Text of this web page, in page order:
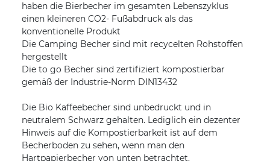
haben die Bierbecher im gesamten Lebenszyklus
einen kleineren CO2- Fußabdruck als das
konventionelle Produkt
Die Camping Becher sind mit recycelten Rohstoffen
hergestellt
Die to go Becher sind zertifiziert kompostierbar
gemäß der Industrie-Norm DIN13432
Die Bio Kaffeebecher sind unbedruckt und in
neutralem Schwarz gehalten. Lediglich ein dezenter
Hinweis auf die Kompostierbarkeit ist auf dem
Becherboden zu sehen, wenn man den
Hartpapierbecher von unten betrachtet.